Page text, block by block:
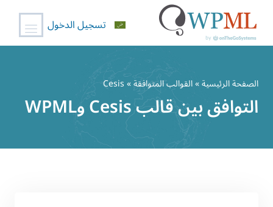
المحتوى
تسجيل الدخول
الصفحة الرئيسية»القوالب المتوافقة» Cesis
التوافق بين قالب Cesis وWPML